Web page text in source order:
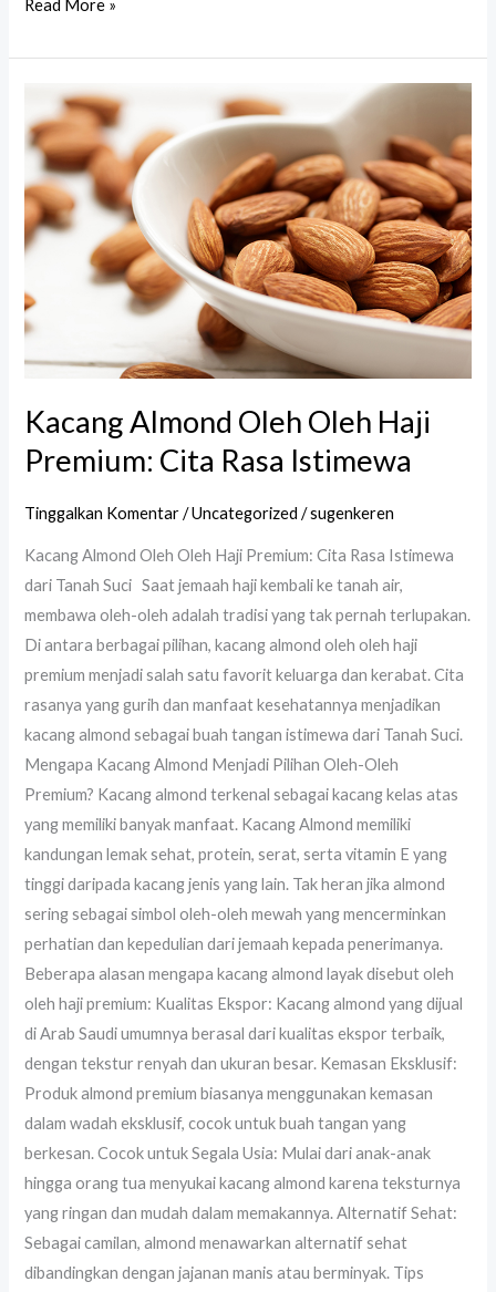
Read More »
Kacang Almond Oleh Oleh Haji
Premium: Cita Rasa Istimewa
Tinggalkan Komentar /Uncategorized /sugenkeren
Kacang Almond Oleh Oleh Haji Premium: Cita Rasa Istimewa
dari Tanah Suci Saat jemaah haji kembali ke tanah air,
membawa oleh-oleh adalah tradisi yang tak pernah terlupakan.
Di antara berbagai pilihan, kacang almond oleh oleh haji
premium menjadi salah satu favorit keluarga dan kerabat. Cita
rasanya yang gurih dan manfaat kesehatannya menjadikan
kacang almond sebagai buah tangan istimewa dari Tanah Suci.
Mengapa Kacang Almond Menjadi Pilihan Oleh-Oleh
Premium? Kacang almond terkenal sebagai kacang kelas atas
yang memiliki banyak manfaat. Kacang Almond memiliki
kandungan lemak sehat, protein, serat, serta vitamin E yang
tinggi daripada kacang jenis yang lain. Tak heran jika almond
sering sebagai simbol oleh-oleh mewah yang mencerminkan
perhatian dan kepedulian dari jemaah kepada penerimanya.
Beberapa alasan mengapa kacang almond layak disebut oleh
oleh haji premium: Kualitas Ekspor: Kacang almond yang dijual
di Arab Saudi umumnya berasal dari kualitas ekspor terbaik,
dengan tekstur renyah dan ukuran besar. Kemasan Eksklusif:
Produk almond premium biasanya menggunakan kemasan
dalam wadah eksklusif, cocok untuk buah tangan yang
berkesan. Cocok untuk Segala Usia: Mulai dari anak-anak
hingga orang tua menyukai kacang almond karena teksturnya
yang ringan dan mudah dalam memakannya. Alternatif Sehat:
Sebagai camilan, almond menawarkan alternatif sehat
dibandingkan dengan jajanan manis atau berminyak. Tips
Kacang
Almond
Oleh
Oleh
Haji
Premium:
Rasa
Istimewa